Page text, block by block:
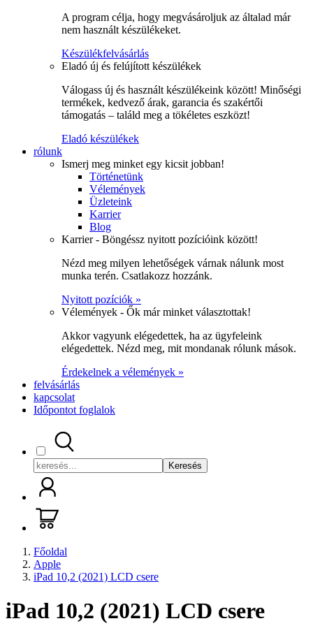
A program célja, hogy megvásároljuk az általad már
nem használt készülékeket.
Készülékfelvásárlás
Eladó új és felújított készülékek
Válogass új és használt készülékeink között! Minőségi
termékek, kedvező árak, garancia és szakértői
támogatás – találd meg a tökéletes eszközt!
Eladó készülékek
rólunk
Ismerj meg minket egy kicsit jobban!
Történetünk
Vélemények
Üzleteink
Karrier
Blog
Karrier - Böngéssz nyitott pozícióink között!
Nézd meg milyen lehetőségek várnak nálunk most
munka terén. Csatlakozz hozzánk.
Nyitott pozíciók »
Vélemények - Ők már minket választottak!
Akkor vagyunk elégedettek, ha az ügyfeleink
elégedettek. Nézd meg, mit mondanak rólunk mások.
Érdekelnek a vélemények »
felvásárlás
kapcsolat
Időpontot foglalok
Keresés
Főoldal
Apple
iPad 10,2 (2021) LCD csere
iPad 10,2 (2021) LCD csere